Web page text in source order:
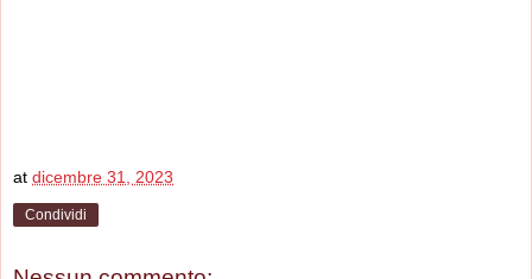
at dicembre 31, 2023
Condividi